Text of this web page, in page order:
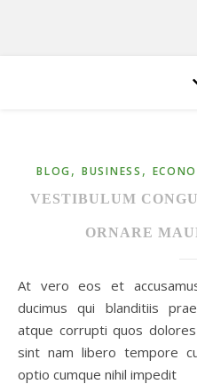
BLOG ,BUSINESS ,
VESTIBULUM
ORNARE
At vero eos et accusamus et iusto odio dignissimos
ducimus qui blanditiis
atque corrupti quos
sint nam libero tempore
optio cumque nihil impedit